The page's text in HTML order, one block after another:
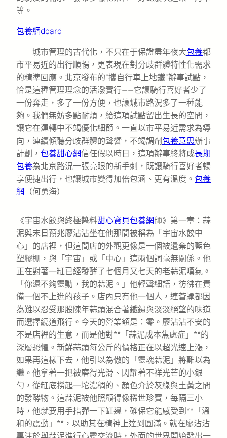
等。
包養網dcard
城市管理的古代化，不只在于保證盡年夜大包養都
市平易近的出行順暢，更表現在對分歧群體特性化需求
的精準回應。北京發布的“攜自行車上地鐵”辦事試點，
恰是這種管理理念的活潑實行——它讓騎行喜好者少了
一份奔走，多了一份方便，也讓城市路況多了一種能
夠。我們無妨多點耐煩，給這項試點留出生長的空間，
讓它在運轉中不竭優化細節。一直以市平易近需求為導
向，連續傾聽分歧群體的聲響，不竭調劑包養意思辦事
計劃， 包養甜心網信任假以時日，這項辦事終將成長期
包養為北京路況一張亮眼的新手刺，既讓騎行喜好者暢
享便捷出行，也讓城市變得加倍包涵、更有溫度。 包養
網
（何勇海）
《宇宙水餃與終極醬料甜心寶貝包養網師》第一章：蒜
泥與末日預兆廖沾沾坐在他那間被稱為「宇宙水餃中
心」的店裡，但這間店的外觀更像是一個被遺棄的藍色
塑膠棚，與「宇宙」或「中心」這兩個詞毫無關係。他
正在對著一缸已經發酵了七個月又七天的老蒜泥嘆氣。
「你還不夠靈動，我的蒜泥。」他輕聲細語，彷彿在責
備一個不上進的孩子。店內只有他一個人，連蒼蠅都因
為難以忍受那股陳年蒜頭混合著鐵鏽與淡淡絕望的味道
而選擇繞道飛行。今天的營業額是：零。廖沾沾不安的
不是店裡的生意，而是他對**「蒜泥成本焦慮症」**的
深層恐懼。新鮮蒜頭每公斤的價格正在以超光速上漲，
如果再這樣下去，他引以為傲的「靈魂蒜泥」將難以為
繼。他拿著一把被磨得光滑、閃耀著不祥光芒的小銀
勺，從缸底撈起一坨濃稠的、顏色介於灰綠與土黃之間
的發酵物。這蒜泥被他照顧得像稀世珍寶，每隔三小
時，他就要用手指彈一下缸邊，確保它能感受到**「溫
和的震動」**，以助其在精神上達到圓滿。就在廖沾沾